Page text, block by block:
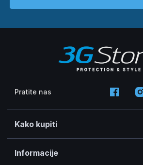
Pratite nas
Kako kupiti
Informacije